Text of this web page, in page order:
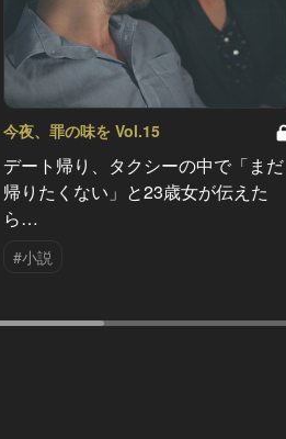
今夜、罪の味を Vol.15
デート帰り、タクシーの中で「まだ
帰りたくない」と23歳女が伝えた
ら…
#小説